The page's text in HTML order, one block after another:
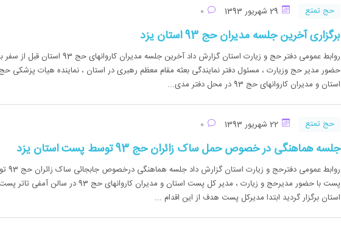
حج تمتع
برگزاری آخرین جلسه مدیران حج 93 استان یزد
روابط عمومی دفتر حج و زیارت استان گزارش داد آخرین جلسه مدیران کاروانهای حج 93 استان قبل از
حضور مدیر حج وزیارت ، مسئول دفتر نمایندگی بعثه مقام معظم رهبری در استان ، نماینده هیات پزشکی حج
استان و مدیران کاروانهای حج 93 در محل دفتر مدی...
حج تمتع
جلسه هماهنگی در خصوص حمل ساک زائران حج 93 توسط پست استان یزد
روابط عمومی
پست با حضور مدیرحج و زیارت ، مدیر کل پست استان و مدیران کاروانهای حج 93 در سالن آمفی تاتر پست
استان برگزار گردید ابتدا مدیرکل پست هدف از این اقدام ...